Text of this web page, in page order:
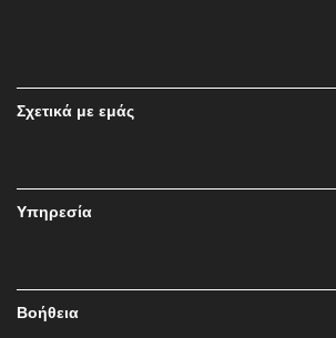
Σχετικά με εμάς
Υπηρεσία
Βοήθεια